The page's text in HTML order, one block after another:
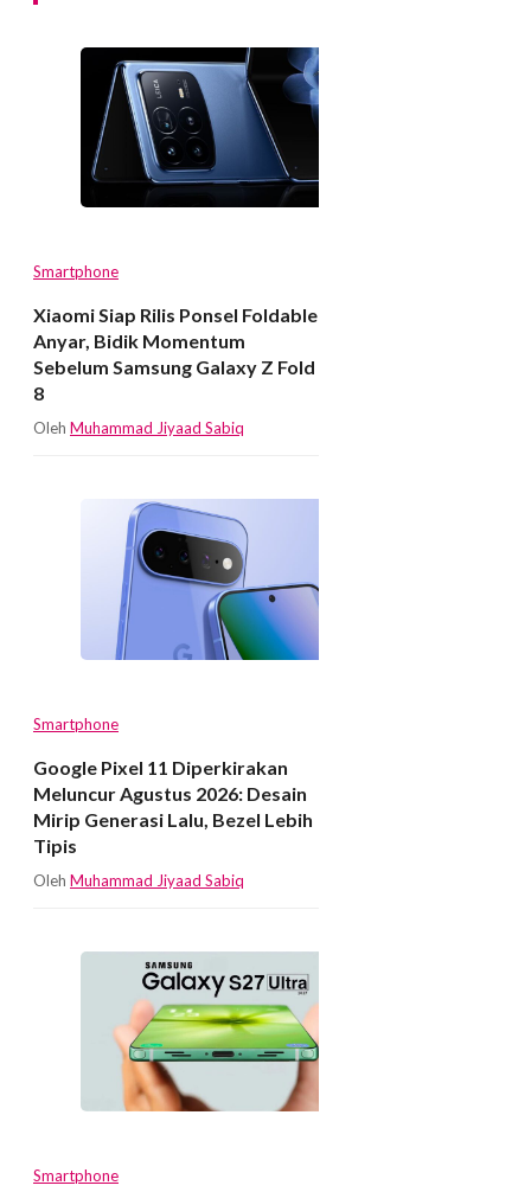
Smartphone
Xiaomi Siap Rilis Ponsel Foldable
Anyar, Bidik Momentum
Sebelum Samsung Galaxy Z Fold
8
Oleh Muhammad Jiyaad Sabiq
Smartphone
Google Pixel 11 Diperkirakan
Meluncur Agustus 2026: Desain
Mirip Generasi Lalu, Bezel Lebih
Tipis
Oleh Muhammad Jiyaad Sabiq
Smartphone